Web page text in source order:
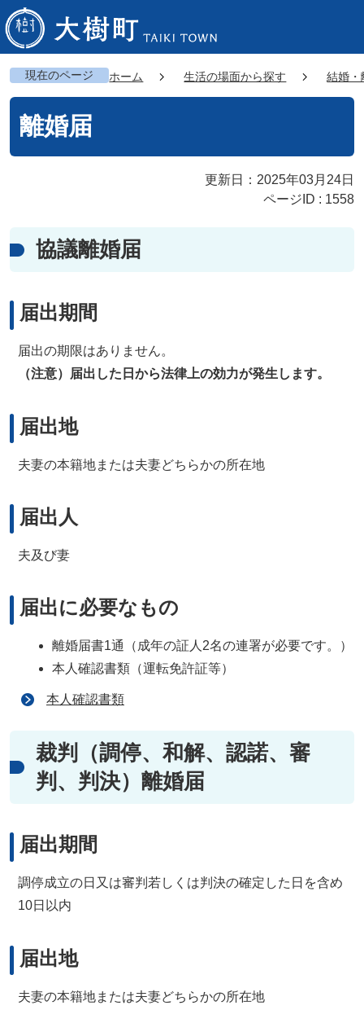
現在のページ ホーム 生活の場面から探す 結婚・
離婚届
更新日：2025年03月24日
ページID : 1558
協議離婚届
届出期間
届出の期限はありません。
（注意）届出した日から法律上の効力が発生します。
届出地
夫妻の本籍地または夫妻どちらかの所在地
届出人
夫及び妻
届出に必要なもの
離婚届書1通（成年の証人2名の連署が必要です。）
本人確認書類（運転免許証等）
本人確認書類
裁判（調停、和解、認諾、審
判、判決）離婚届
届出期間
調停成立の日又は審判若しくは判決の確定した日を含め
10日以内
届出地
夫妻の本籍地または夫妻どちらかの所在地